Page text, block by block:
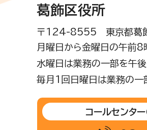
葛飾区役所
〒124-8555 東京都葛
月曜日から金曜日の午前
水曜日は業務の一部を午
毎月1回日曜日は業務の一
コールセンター